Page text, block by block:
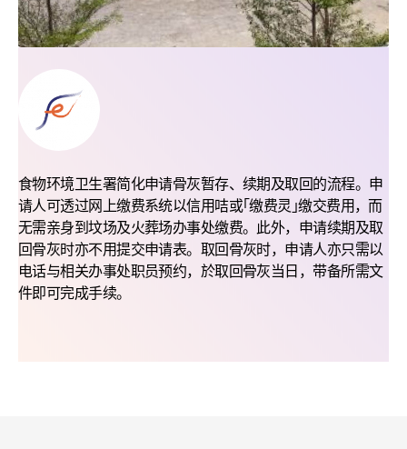
食物环境卫生署简化申请骨灰暂存、续期及取回的流程。申
请人可透过网上缴费系统以信用咭或｢缴费灵｣缴交费用，而
无需亲身到坟场及火葬场办事处缴费。此外，申请续期及取
回骨灰时亦不用提交申请表。取回骨灰时，申请人亦只需以
电话与相关办事处职员预约，於取回骨灰当日，带备所需文
件即可完成手续。